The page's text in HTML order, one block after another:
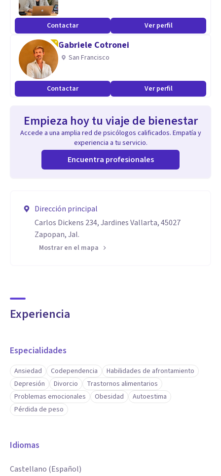
Contactar Ver perfil
Gabriele Cotronei
San Francisco
Contactar Ver perfil
Empieza hoy tu viaje de bienestar
Accede a una amplia red de psicólogos calificados. Empatía y
experiencia a tu servicio.
Encuentra profesionales
Dirección principal
Carlos Dickens 234, Jardines Vallarta, 45027
Zapopan, Jal.
Mostrar en el mapa
Experiencia
Especialidades
Ansiedad Codependencia
Habilidades de afrontamiento
Depresión
Divorcio
Trastornos alimentarios
Problemas emocionales
Obesidad
Autoestima
Pérdida de peso
Idiomas
Castellano (Español)